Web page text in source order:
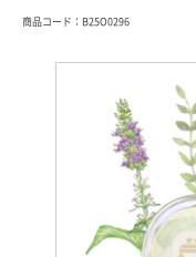
商品コード：B25O0296